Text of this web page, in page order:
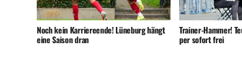
Noch kein Karriereende! Lüneburg hängt
eine Saison dran
Trainer-Hammer!
per sofort frei